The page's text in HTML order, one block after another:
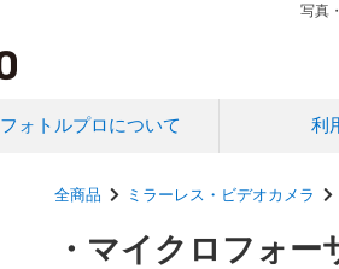
写真
フォトルプロについて 利
全商品 ミラーレス・ビデオカメラ
・マイクロフォ